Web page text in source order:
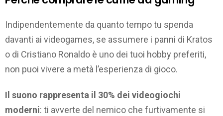
Indipendentemente da quanto tempo tu spenda
davanti ai videogames, se assumere i panni di Kratos
o di Cristiano Ronaldo è uno dei tuoi hobby preferiti,
non puoi vivere a metà l’esperienza di gioco.
Il suono rappresenta il 30% dei videogiochi
moderni: ti avverte del nemico che furtivamente si